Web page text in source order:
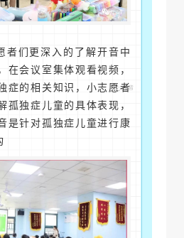
者们更深入的了解开音中
在会议室集体观看视频，
症的相关知识，小志愿者
孤独症儿童的具体表现，
是针对孤独症儿童进行康